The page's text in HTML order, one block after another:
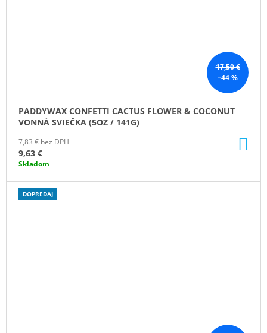
17,50 €
–44 %
PADDYWAX CONFETTI CACTUS FLOWER & COCONUT
VONNÁ SVIEČKA (5OZ / 141G)
7,83 € bez DPH
9,63 €
Skladom
DOPREDAJ